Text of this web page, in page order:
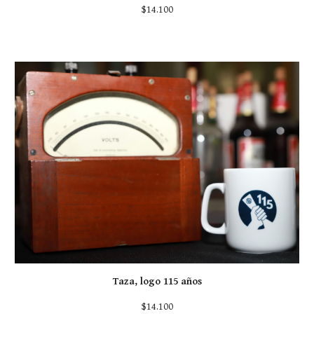
$14.100
Taza, logo 115 años
$14.100